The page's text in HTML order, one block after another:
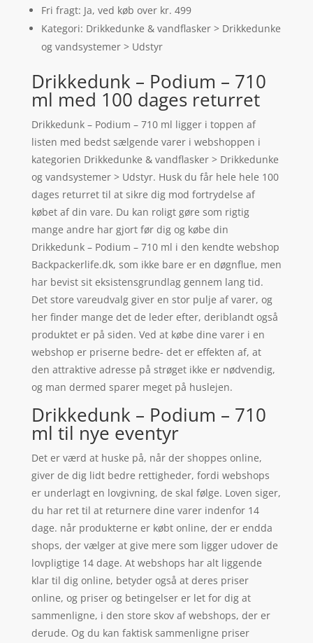
Fri fragt: Ja, ved køb over kr. 499
Kategori: Drikkedunke & vandflasker > Drikkedunke
og vandsystemer > Udstyr
Drikkedunk – Podium – 710
ml med 100 dages returret
Drikkedunk – Podium – 710 ml ligger i toppen af
listen med bedst sælgende varer i webshoppen i
kategorien Drikkedunke & vandflasker > Drikkedunke
og vandsystemer > Udstyr. Husk du får hele hele 100
dages returret til at sikre dig mod fortrydelse af
købet af din vare. Du kan roligt gøre som rigtig
mange andre har gjort før dig og købe din
Drikkedunk – Podium – 710 ml i den kendte webshop
Backpackerlife.dk, som ikke bare er en døgnflue, men
har bevist sit eksistensgrundlag gennem lang tid.
Det store vareudvalg giver en stor pulje af varer, og
her finder mange det de leder efter, deriblandt også
produktet er på siden. Ved at købe dine varer i en
webshop er priserne bedre- det er effekten af, at
den attraktive adresse på strøget ikke er nødvendig,
og man dermed sparer meget på huslejen.
Drikkedunk – Podium – 710
ml til nye eventyr
Det er værd at huske på, når der shoppes online,
giver de dig lidt bedre rettigheder, fordi webshops
er underlagt en lovgivning, de skal følge. Loven siger,
du har ret til at returnere dine varer indenfor 14
dage. når produkterne er købt online, der er endda
shops, der vælger at give mere som ligger udover de
lovpligtige 14 dage. At webshops har alt liggende
klar til dig online, betyder også at deres priser
online, og priser og betingelser er let for dig at
sammenligne, i den store skov af webshops, der er
derude. Og du kan faktisk sammenligne priser